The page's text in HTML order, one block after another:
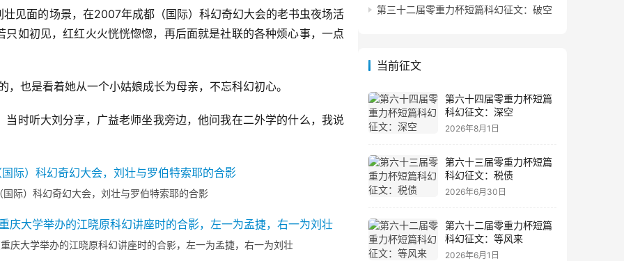
见面的场景，在2007年成都（国际）科幻奇幻大会的老书虫夜场活
如初见，红红火火恍恍惚惚，再后面就是社联的各种烦心事，一点
也是看着她从一个小姑娘成长为母亲，不忘科幻初心。
时听大刘分享，广益老师坐我旁边，他问我在二外学的什么，我说
际）科幻奇幻大会，刘壮与罗伯特索耶的合影
庆大学举办的江晓原科幻讲座时的合影，左一为孟捷，右一为刘壮
第三十二届零重力杯短篇科幻征文：破空
当前征文
第六十四届零重力杯短篇
科幻征文：深空
2026年8月1日
第六十三届零重力杯短篇
科幻征文：税债
2026年6月30日
第六十二届零重力杯短篇
科幻征文：等风来
2026年6月1日